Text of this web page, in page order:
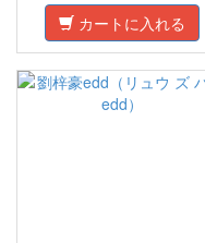
カートに入れる